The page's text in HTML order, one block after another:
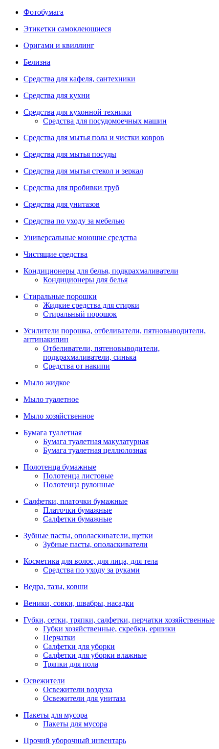
Фотобумага
Этикетки самоклеющиеся
Оригами и квиллинг
Белизна
Средства для кафеля, сантехники
Средства для кухни
Средства для кухонной техники
Средства для посудомоечных машин
Средства для мытья пола и чистки ковров
Средства для мытья посуды
Средства для мытья стекол и зеркал
Средства для пробивки труб
Средства для унитазов
Средства по уходу за мебелью
Универсальные моющие средства
Чистящие средства
Кондиционеры для белья, подкрахмаливатели
Кондиционеры для белья
Стиральные порошки
Жидкие средства для стирки
Стиральный порошок
Усилители порошка, отбеливатели, пятновыводители,
антинакипин
Отбеливатели, пятеновыводители,
подкрахмаливатели, синька
Средства от накипи
Мыло жидкое
Мыло туалетное
Мыло хозяйственное
Бумага туалетная
Бумага туалетная макулатурная
Бумага туалетная целлюлозная
Полотенца бумажные
Полотенца листовые
Полотенца рулонные
Салфетки, платочки бумажные
Платочки бумажные
Салфетки бумажные
Зубные пасты, ополаскиватели, щетки
Зубные пасты, ополаскиватели
Косметика для волос, для лица, для тела
Средства по уходу за руками
Ведра, тазы, ковши
Веники, совки, швабры, насадки
Губки, сетки, тряпки, салфетки, перчатки хозяйственные
Губки хозяйственные, скребки, ершики
Перчатки
Салфетки для уборки
Салфетки для уборки влажные
Тряпки для пола
Освежители
Освежители воздуха
Освежители для унитаза
Пакеты для мусора
Пакеты для мусора
Прочий уборочный инвентарь